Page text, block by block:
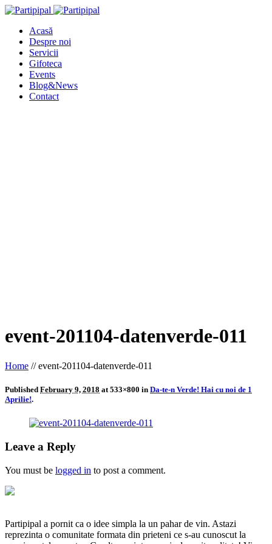
Acasă
Despre noi
Servicii
Gifoteca
Events
Blog&News
Contact
event-201104-datenverde-011
Home //event-201104-datenverde-011
Published February 9, 2018 at 533×800 in Da-te-n Verde! Hai cu noi de 1
Aprilie!.
Leave a Reply
You must be logged in to post a comment.
Partipipal a pornit ca o idee simpla la un pahar de vin. Astazi
reprezinta o comunitate formata din prieteni ce s-au cunoscut la